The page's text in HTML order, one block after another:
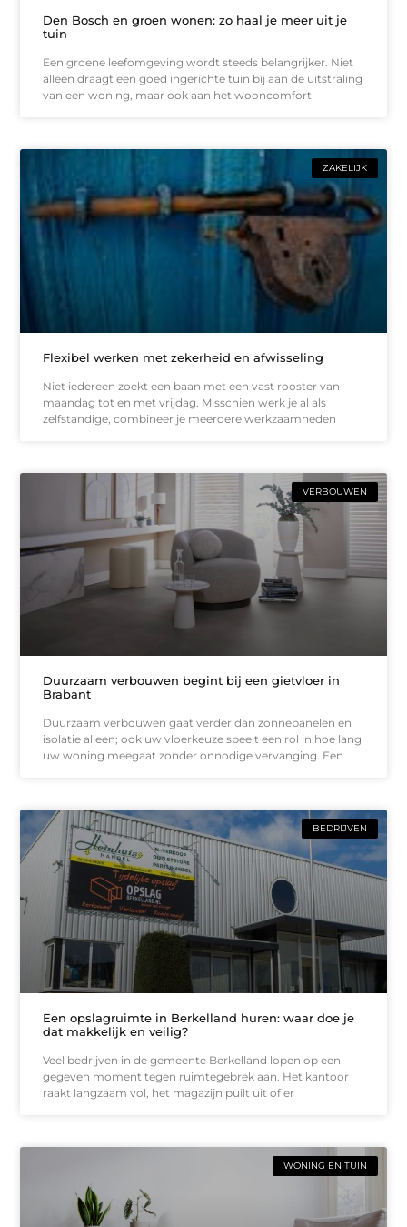
Den Bosch en groen wonen: zo haal je meer uit je
tuin
Een groene leefomgeving wordt steeds belangrijker. Niet
alleen draagt een goed ingerichte tuin bij aan de uitstraling
van een woning, maar ook aan het wooncomfort
ZAKELIJK
Flexibel werken met zekerheid en afwisseling
Niet iedereen zoekt een baan met een vast rooster van
maandag tot en met vrijdag. Misschien werk je al als
zelfstandige, combineer je meerdere werkzaamheden
VERBOUWEN
Duurzaam verbouwen begint bij een gietvloer in
Brabant
Duurzaam verbouwen gaat verder dan zonnepanelen en
isolatie alleen; ook uw vloerkeuze speelt een rol in hoe lang
uw woning meegaat zonder onnodige vervanging. Een
BEDRIJVEN
Een opslagruimte in Berkelland huren: waar doe je
dat makkelijk en veilig?
Veel bedrijven in de gemeente Berkelland lopen op een
gegeven moment tegen ruimtegebrek aan. Het kantoor
raakt langzaam vol, het magazijn puilt uit of er
WONING EN TUIN